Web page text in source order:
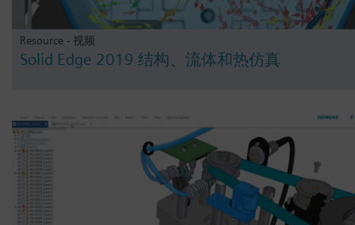
Resource - 视频
Solid Edge 2019 结构、流体和热仿真